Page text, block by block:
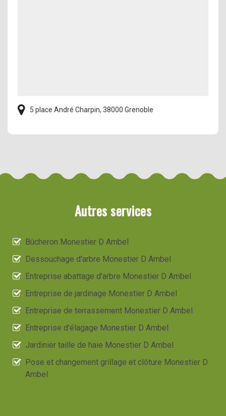
5 place André Charpin, 38000 Grenoble
Autres services
Bûcheron Monestier D Ambel
Dessouchage d'arbre Monestier D Ambel
Entreprise abattage d'arbre Monestier D Ambel
Entreprise de jardinage Monestier D Ambel
Entreprise de terrassement Monestier D Ambel
Entreprise d'élagage Monestier D Ambel
Jardinier taille de haie Monestier D Ambel
Pose et changement grillage et clôture Monestier D
Ambel